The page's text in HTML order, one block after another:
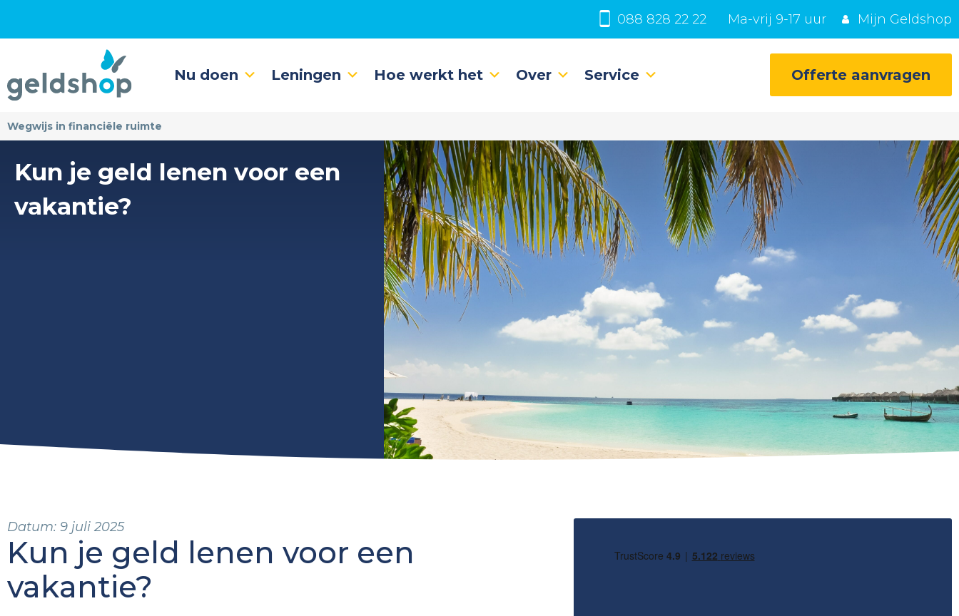
088 828 22 22 Ma-vrij 9-17 uur Mijn Geldshop
Nu doen Leningen Hoe werkt het Over Service Offerte aanvragen
Wegwijs in financiële ruimte
Kun je geld lenen voor een
vakantie?
Datum: 9 juli 2025
Kun je geld lenen voor een
vakantie?